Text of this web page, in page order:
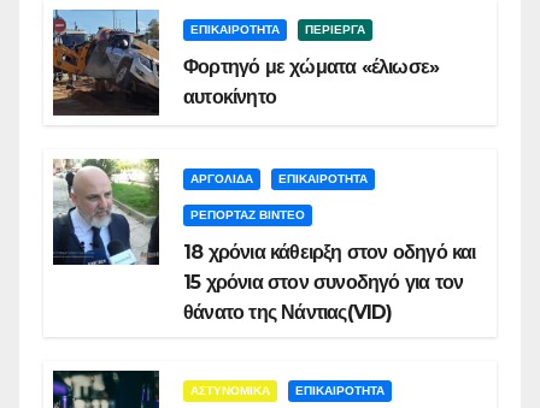
ΕΠΙΚΑΙΡΟΤΗΤΑ ΠΕΡΙΕΡΓΑ
Φορτηγό με χώματα «έλιωσε»
αυτοκίνητο
ΑΡΓΟΛΙΔΑ ΕΠΙΚΑΙΡΟΤΗΤΑ
ΡΕΠΟΡΤΑΖ ΒΙΝΤΕΟ
18 χρόνια κάθειρξη στον οδηγό και
15 χρόνια στον συνοδηγό για τον
θάνατο της Νάντιας(VID)
ΑΣΤΥΝΟΜΙΚΑ ΕΠΙΚΑΙΡΟΤΗΤΑ